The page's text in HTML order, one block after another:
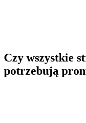
Czy wszystkie
potrzebują